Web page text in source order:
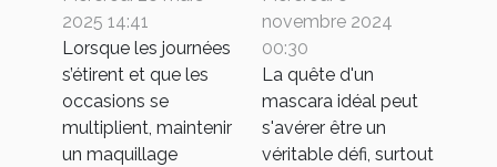
options pour un
look
impeccable
toute la journée
2025 14:41
Lorsque les journées
s’étirent et que les
occasions se
multiplient, maintenir
un maquillage
aux yeux
sensibles
novembre 2024
00:30
La quête d'un
mascara idéal peut
s'avérer être un
véritable défi, surtout